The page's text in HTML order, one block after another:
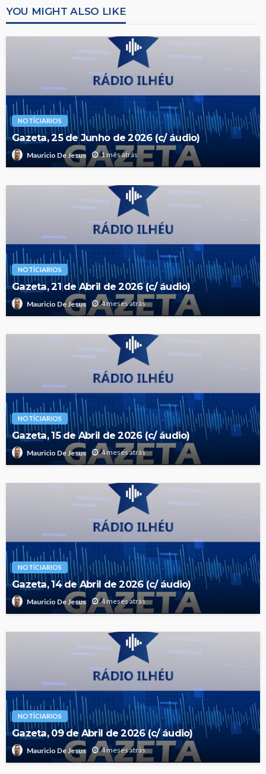
YOU MIGHT ALSO LIKE
NOTÍCIARIOS
Gazeta, 25 de Junho de 2026 (c/ áudio)
Mauricio De Jesus 1 mês atrás
NOTÍCIARIOS
Gazeta, 21 de Abril de 2026 (c/ áudio)
Mauricio De Jesus 4 meses atrás
NOTÍCIARIOS
Gazeta, 15 de Abril de 2026 (c/ áudio)
Mauricio De Jesus 4 meses atrás
NOTÍCIARIOS
Gazeta, 14 de Abril de 2026 (c/ áudio)
Mauricio De Jesus 4 meses atrás
NOTÍCIARIOS
Gazeta, 09 de Abril de 2026 (c/ áudio)
Mauricio De Jesus 4 meses atrás